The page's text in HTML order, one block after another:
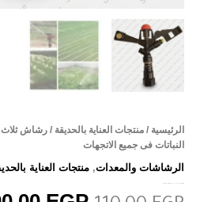
الرئيسية / منتجات العناية بالحديقة / رشاش ثلاث
النباتات فى جميع الاتجهات
الرشاشات والمعدات, منتجات العناية